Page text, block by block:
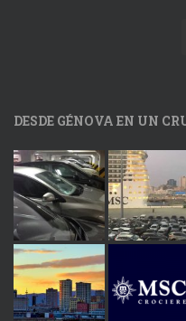
DESDE GÉNOVA EN UN